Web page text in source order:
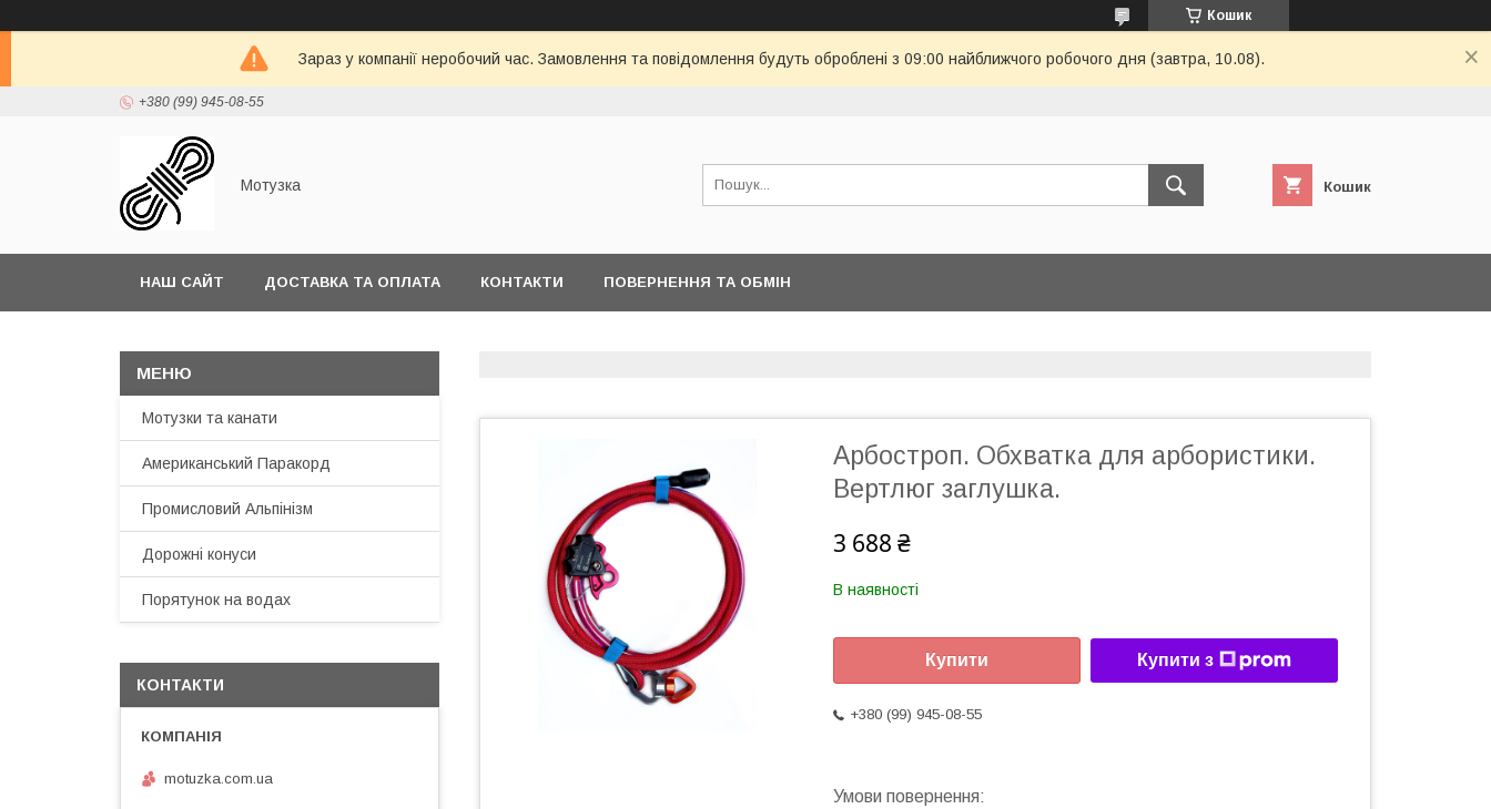
Кошик
Зараз у компанії неробочий час. Замовлення та повідомлення будуть оброблені з 09:00 найближчого робочого дня (завтра, 10.08).
+380 (99) 945-08-55
Мотузка Кошик
НАШ САЙТ ДОСТАВКА ТА ОПЛАТА КОНТАКТИ ПОВЕРНЕННЯ ТА ОБМІН
Арбостроп. Обхватка для арбористики.
Вертлюг заглушка.
3 688 ₴
В наявності
Купити Купити з
+380 (99) 945-08-55
Мотузки та канати
Американський Паракорд
Промисловий Альпінізм
Дорожні конуси
Порятунок на водах
КОНТАКТИ
motuzka.com.ua